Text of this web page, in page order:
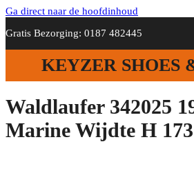
Ga direct naar de hoofdinhoud
KEYZER SHOES
Gratis Bezorging: 0187 482445
Waldlaufer 342025
Marine Wijdte H